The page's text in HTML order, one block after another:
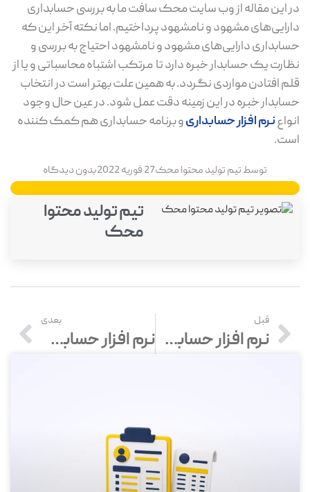
در این مقاله از وب سایت محک سافت ما به بررسی حسابداری
دارایی‌های مشهود و نامشهود پرداختیم. اما نکته آخر این که
حسابداری دارایی‌های مشهود و نامشهود احتیاج به بررسی و
نظارت یک حسابدار خبره دارد تا مرتکب اشتباه محاسباتی و یا از
قلم افتادن مواردی نگردد. به همین علت بهتر است در انتخاب
حسابدار خبره در این زمینه دقت عمل شود. در عین حال وجود
انواعنرم افزار حسابداریو برنامه حسابداری هم کمک کننده
است.
توسطتیم تولید محتوا محک27 فوریه 2022 بدون دیدگاه
تیم تولید محتوا
محک
قبل
نرم افزار حسابداری در لرستان – خرید و قیمت انواع نرم افزار حسابداری در کوهدشت
بعدی
نرم افزار حسابداری در اردبیل – خرید و قیمت انواع نرم افزار حسابداری در استان اردبیل